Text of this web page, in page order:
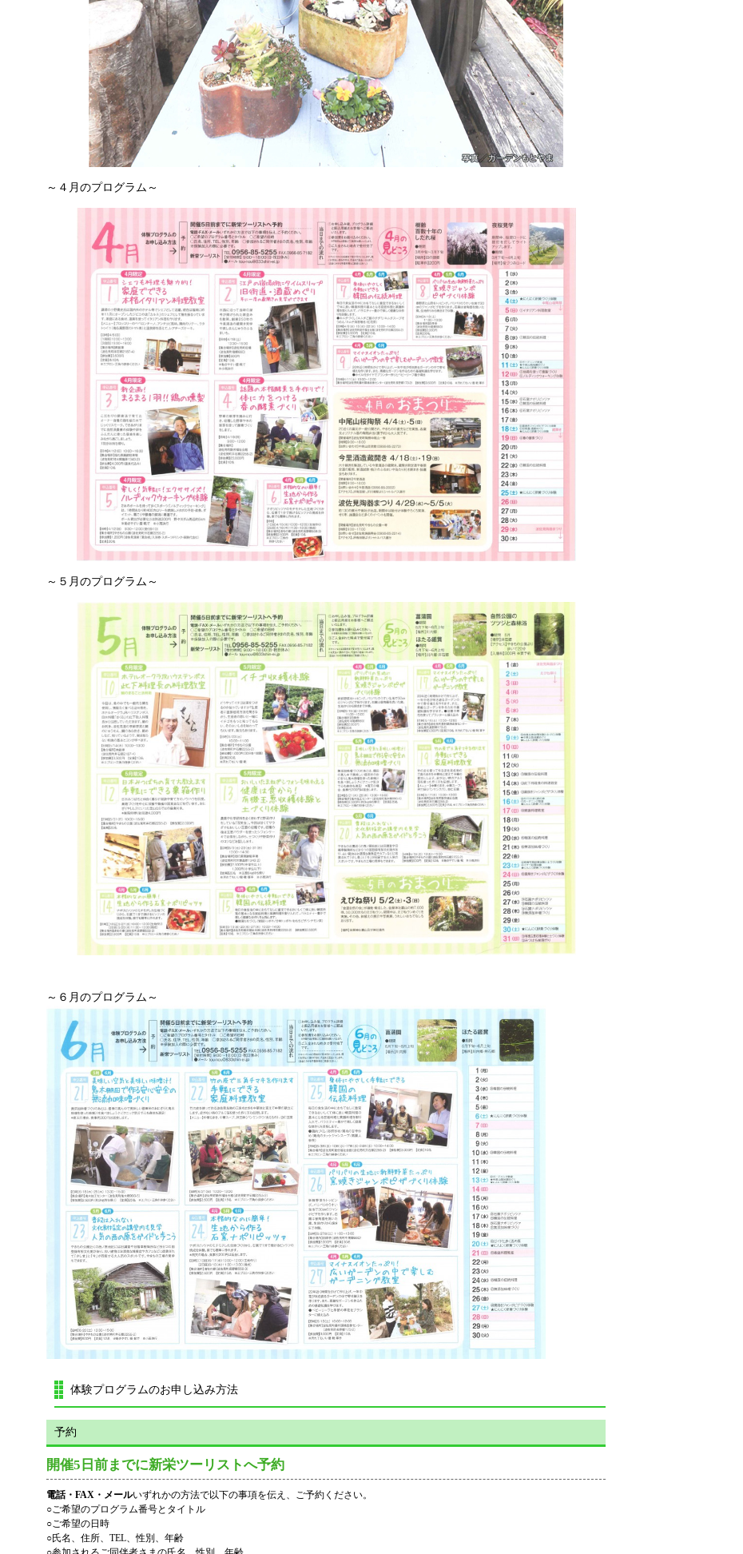
～４月のプログラム～
～５月のプログラム～
～６月のプログラム～
体験プログラムのお申し込み方法
予約
開催5日前までに新栄ツーリストへ予約
電話・FAX・メールいずれかの方法で以下の事項を伝え、ご予約ください。
○ご希望のプログラム番号とタイトル
○ご希望の日時
○氏名、住所、TEL、性別、年齢